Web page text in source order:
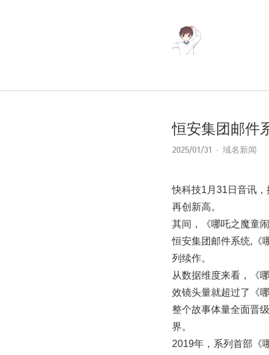
恒安集团邮件
2025/01/31 域名新闻
快科技1月31日音讯
再创新高。
其间，《哪吒之魔童
恒安集团邮件系统,《
列续作。
从数据维度来看，《
效镜头量就超过了《
整个故事体量全面晋
界。
2019年，系列首部《